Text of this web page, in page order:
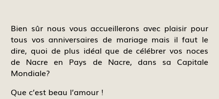
Bien sûr nous vous accueillerons avec plaisir pour
tous vos anniversaires de mariage mais il faut le
dire, quoi de plus idéal que de célébrer vos noces
de Nacre en Pays de Nacre, dans sa Capitale
Mondiale?
Que c’est beau l’amour !